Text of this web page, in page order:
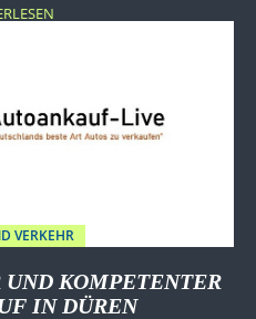
VERKEHR
KOMPETENTER
IN DÜREN